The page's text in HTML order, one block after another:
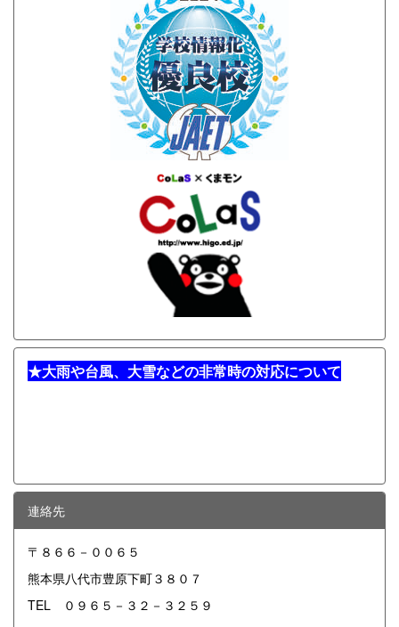
★大雨や台風、大雪などの非常時の対応について
連絡先
〒８６６－００６５
熊本県八代市豊原下町３８０７
TEL ０９６５－３２－３２５９